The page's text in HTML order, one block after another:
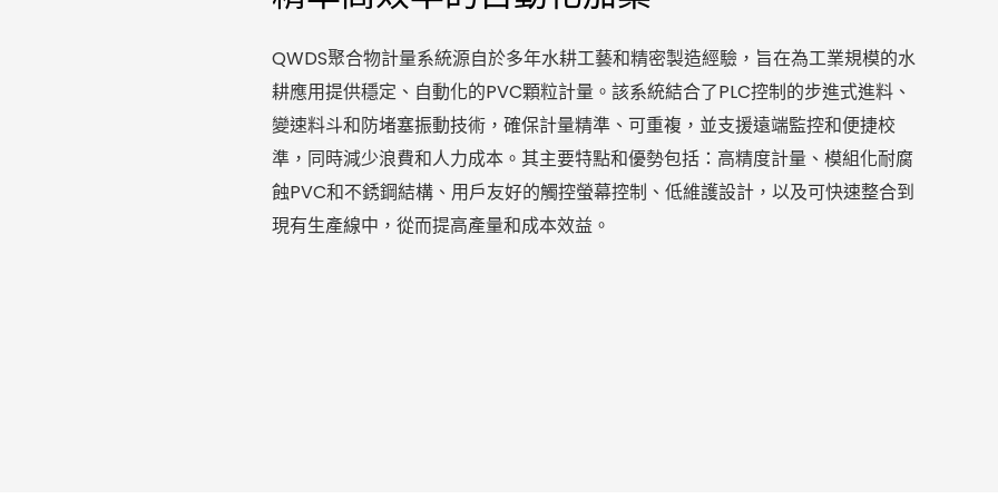
QWDS聚合物計量系統源自於多年水耕工藝和精密製造經驗，旨在為工業規模的水
耕應用提供穩定、自動化的PVC顆粒計量。該系統結合了PLC控制的步進式進料、
變速料斗和防堵塞振動技術，確保計量精準、可重複，並支援遠端監控和便捷校
準，同時減少浪費和人力成本。其主要特點和優勢包括：高精度計量、模組化耐腐
蝕PVC和不銹鋼結構、用戶友好的觸控螢幕控制、低維護設計，以及可快速整合到
現有生產線中，從而提高產量和成本效益。